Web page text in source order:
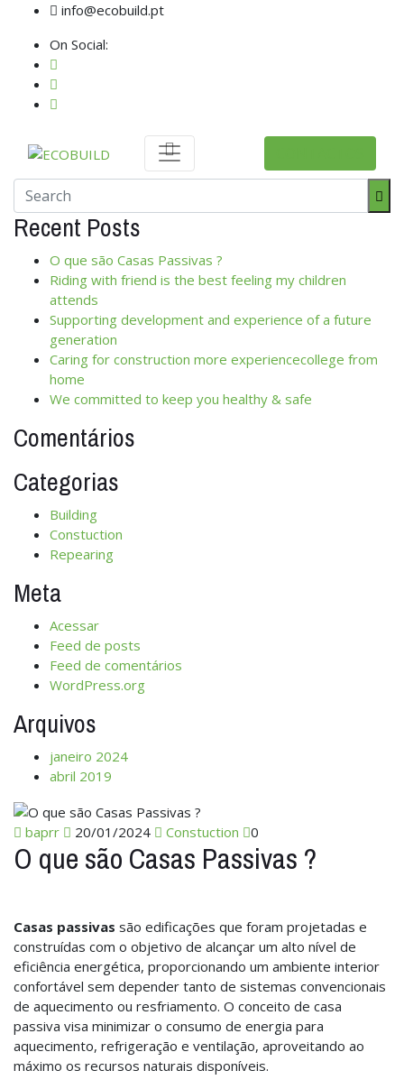
info@ecobuild.pt
On Social:
Recent Posts
O que são Casas Passivas ?
Riding with friend is the best feeling my children
attends
Supporting development and experience of a future
generation
Caring for construction more experiencecollege from
home
We committed to keep you healthy & safe
Comentários
Categorias
Building
Constuction
Repearing
Meta
Acessar
Feed de posts
Feed de comentários
WordPress.org
Arquivos
janeiro 2024
abril 2019
baprr 20/01/2024 Constuction 0
O que são Casas Passivas ?
Casas passivas são edificações que foram projetadas e
construídas com o objetivo de alcançar um alto nível de
eficiência energética, proporcionando um ambiente interior
confortável sem depender tanto de sistemas convencionais
de aquecimento ou resfriamento. O conceito de casa
passiva visa minimizar o consumo de energia para
aquecimento, refrigeração e ventilação, aproveitando ao
máximo os recursos naturais disponíveis.